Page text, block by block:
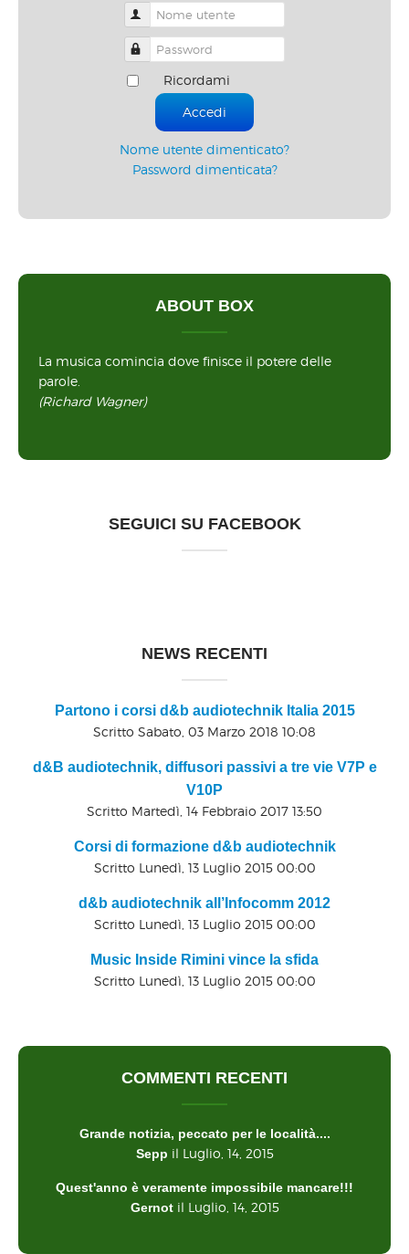
Nome utente
Password
Ricordami
Accedi
Nome utente dimenticato?
Password dimenticata?
ABOUT BOX
La musica comincia dove finisce il potere delle
parole.
(Richard Wagner)
SEGUICI SU FACEBOOK
NEWS RECENTI
Partono i corsi d&b audiotechnik Italia 2015
Scritto Sabato, 03 Marzo 2018 10:08
d&B audiotechnik, diffusori passivi a tre vie V7P e
V10P
Scritto Martedì, 14 Febbraio 2017 13:50
Corsi di formazione d&b audiotechnik
Scritto Lunedì, 13 Luglio 2015 00:00
d&b audiotechnik all’Infocomm 2012
Scritto Lunedì, 13 Luglio 2015 00:00
Music Inside Rimini vince la sfida
Scritto Lunedì, 13 Luglio 2015 00:00
COMMENTI RECENTI
Grande notizia, peccato per le località....
Sepp il Luglio, 14, 2015
Quest'anno è veramente impossibile mancare!!!
Gernot il Luglio, 14, 2015